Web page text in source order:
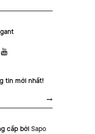
tin mới nhất!
cấp bởi Sapo